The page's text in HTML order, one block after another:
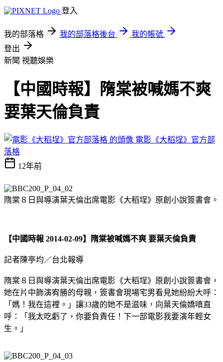
登入
我的部落格 我的部落格後台
我的帳號
登出
新聞 視聽娛樂
【中國時報】隋棠被喊媽不爽
要葉天倫負責
電影《大稻埕》官方部
落格
12年前
隋棠８日與導演葉天倫出席電影《大稻埕》原創小說簽書會。
【中國時報 2014-02-09】隋棠被喊媽不爽 要葉天倫負責
記者陳亭均／台北報導
隋棠８日與導演葉天倫出席電影《大稻埕》原創小說簽書會，
她在片中飾演宥勝的母親，簽書會現場宅男看見她紛紛大呼：
「媽！我在這裡。」讓33歲的她不是滋味，向葉天倫嬌嗔直
呼：「我太吃虧了，你要負責任！下一部電影我要演年輕女
生。」